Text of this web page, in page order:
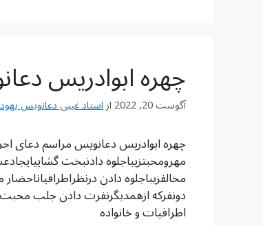
چهره ابوادریس
آگوست 20, 2022 ازاستاد غیبی دعانویس یهودی
چهره ابوادریس دعانویس مراسم دعای
مهرومحبتزیباجلوه دادنبخت
مخالفزیباجلوه دادن
دونفرکه ازهمدیگرنفرت دادن جلب
اطرافیات و خانواده